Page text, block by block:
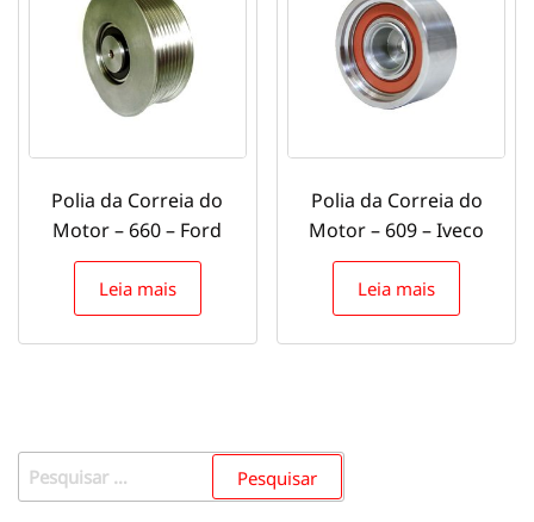
Polia da Correia do
Motor – 660 – Ford
Leia mais
Polia da Correia do
Motor – 609 – Iveco
Leia mais
Pesquisar